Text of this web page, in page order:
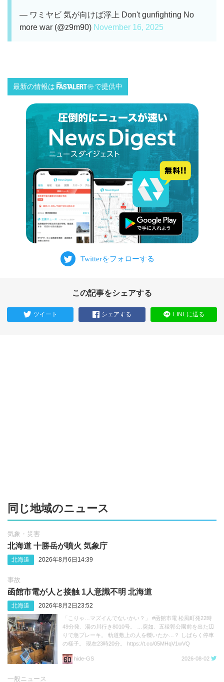
— ワミヤビ 気が向けば浮上 Don't gunfighting No
more war (@z9m90) November 16, 2025
最新の情報は で提供中
この記事をシェアする
ツイート シェアする LINEに送る
同じ地域のニュース
気象・災害
北海道 十勝岳が噴火 気象庁
北海道 2026年8月6日14:39
事故
函館市電が人と接触 1人意識不明 北海道
北海道 2026年8月2日23:52
「こりゃ…マズイんでないかい？」 #函館市電 松風町発22時
49分発、湯の川行き8010号。 …突如、五稜郭公園前を出た辺
りで急ブレーキ。 軌道敷上の人を轢いたか…？ しばらく停車
の様子。 現在23時20分。 https://t.co/05MHqV1wVQ
hide‐GS 2026-08-02
一般ニュース